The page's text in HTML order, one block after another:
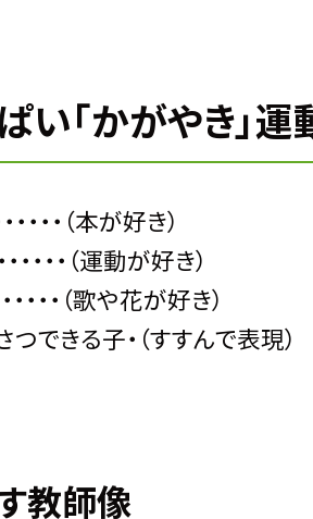
い「かがやき」運
・・・・（本が好き）
・・・・（運動が好き）
・・・（歌や花が好き）
つできる子・（すすんで表現）
教師像